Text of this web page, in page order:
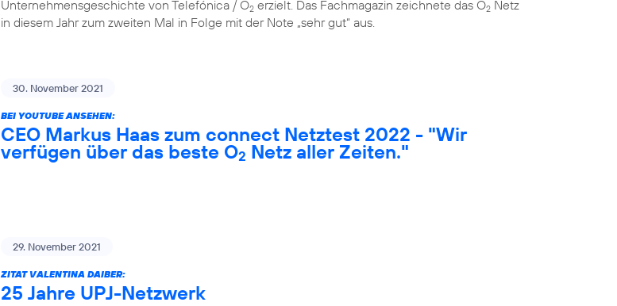
Unternehmensgeschichte von Telefónica / O2 erzielt. Das Fachmagazin zeichnete das O2 Netz
in diesem Jahr zum zweiten Mal in Folge mit der Note „sehr gut“ aus.
30. November 2021
BEI YOUTUBE ANSEHEN:
CEO Markus Haas zum connect Netztest 2022 - "Wir
verfügen über das beste O2 Netz aller Zeiten."
29. November 2021
ZITAT VALENTINA DAIBER:
25 Jahre UPJ-Netzwerk